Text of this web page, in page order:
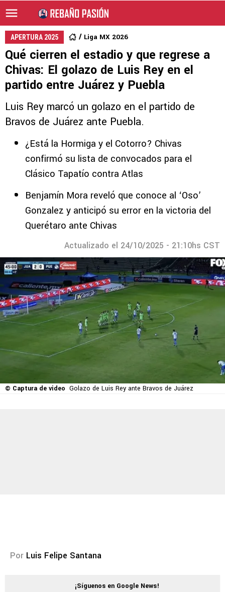
APERTURA 2025 Liga MX 2026
Qué cierren el estadio y que regrese a
Chivas: El golazo de Luis Rey en el
partido entre Juárez y Puebla
Luis Rey marcó un golazo en el partido de
Bravos de Juárez ante Puebla.
¿Está la Hormiga y el Cotorro? Chivas
confirmó su lista de convocados para el
Clásico Tapatío contra Atlas
Benjamín Mora reveló que conoce al ‘Oso’
Gonzalez y anticipó su error en la victoria del
Querétaro ante Chivas
Actualizado el 24/10/2025 - 21:10hs CST
© Captura de video Golazo de Luis Rey ante Bravos de Juárez
Por Luis Felipe Santana
¡Síguenos en Google News!